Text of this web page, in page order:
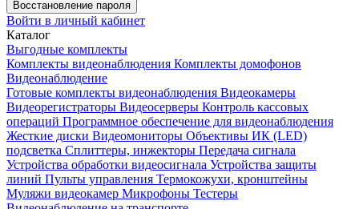
Восстановление пароля
Войти в личный кабинет
Каталог
Выгодные комплекты
Комплекты видеонаблюдения Комплекты домофонов
Видеонаблюдение
Готовые комплекты видеонаблюдения Видеокамеры
Видеорегистраторы Видеосерверы Контроль кассовых
операций Программное обеспечение для видеонаблюдения
Жесткие диски Видеомониторы Объективы ИК (LED)
подсветка Сплиттеры, инжекторы Передача сигнала
Устройства обработки видеосигнала Устройства защиты
линий Пульты управления Термокожухи, кронштейны
Муляжи видеокамер Микрофоны Тестеры